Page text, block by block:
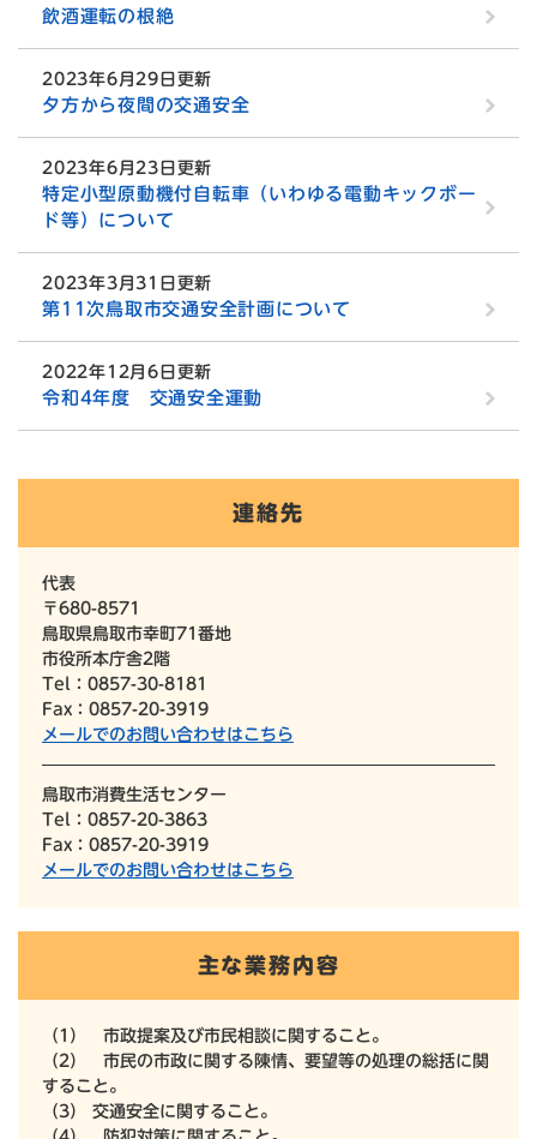
飲酒運転の根絶
2023年6月29日更新
夕方から夜間の交通安全
2023年6月23日更新
特定小型原動機付自転車（いわゆる電動キックボー
ド等）について
2023年3月31日更新
第11次鳥取市交通安全計画について
2022年12月6日更新
令和4年度 交通安全運動
連絡先
代表
〒680-8571
鳥取県鳥取市幸町71番地
市役所本庁舎2階
Tel：0857-30-8181
Fax：0857-20-3919
メールでのお問い合わせはこちら
鳥取市消費生活センター
Tel：0857-20-3863
Fax：0857-20-3919
メールでのお問い合わせはこちら
主な業務内容
（1） 市政提案及び市民相談に関すること。
（2） 市民の市政に関する陳情、要望等の処理の総括に関
すること。
（3） 交通安全に関すること。